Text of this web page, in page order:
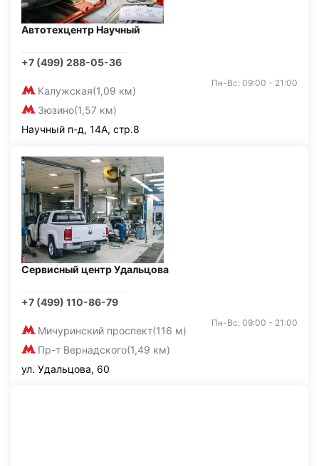
Автотехцентр Научный
+7 (499) 288-05-36
Калужская(1,09 км)
Зюзино(1,57 км)
Пн-Вс: 09:00 - 21:00
Научный п-д, 14А, стр.8
Сервисный центр Удальцова
+7 (499) 110-86-79
Мичуринский проспект(116 м)
Пр-т Вернадского(1,49 км)
Пн-Вс: 09:00 - 21:00
ул. Удальцова, 60